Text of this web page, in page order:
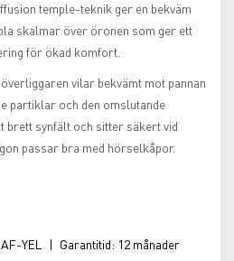
temple-teknik ger en bekväm
skalmar över öronen som ger ett
för ökad komfort.
vilar bekvämt mot pannan
partiklar och den omslutande
brett synfält och sitter säkert vid
passar bra med hörselkåpor.
YEL | Garantitid: 12 månader